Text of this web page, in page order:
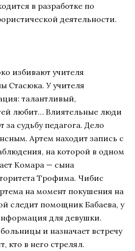
в разработке по
деятельности.
избивают учителя
Стасюка. У учителя
талантливый,
любит… Влиятельные люди
судьбу педагога. Дело
Артем находит запись с
на которой в одном
Комара — сына
Трофима. Чибис
на момент покушения на
следит помощник Бабаева, у
для девушки.
и назначает встречу
кто в него стрелял.